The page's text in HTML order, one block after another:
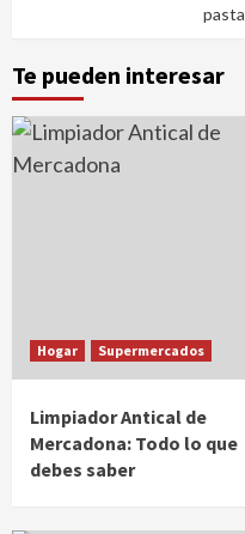
Te pueden interesar
Hogar Supermercados
Limpiador Antical de
Mercadona: Todo lo que
debes saber